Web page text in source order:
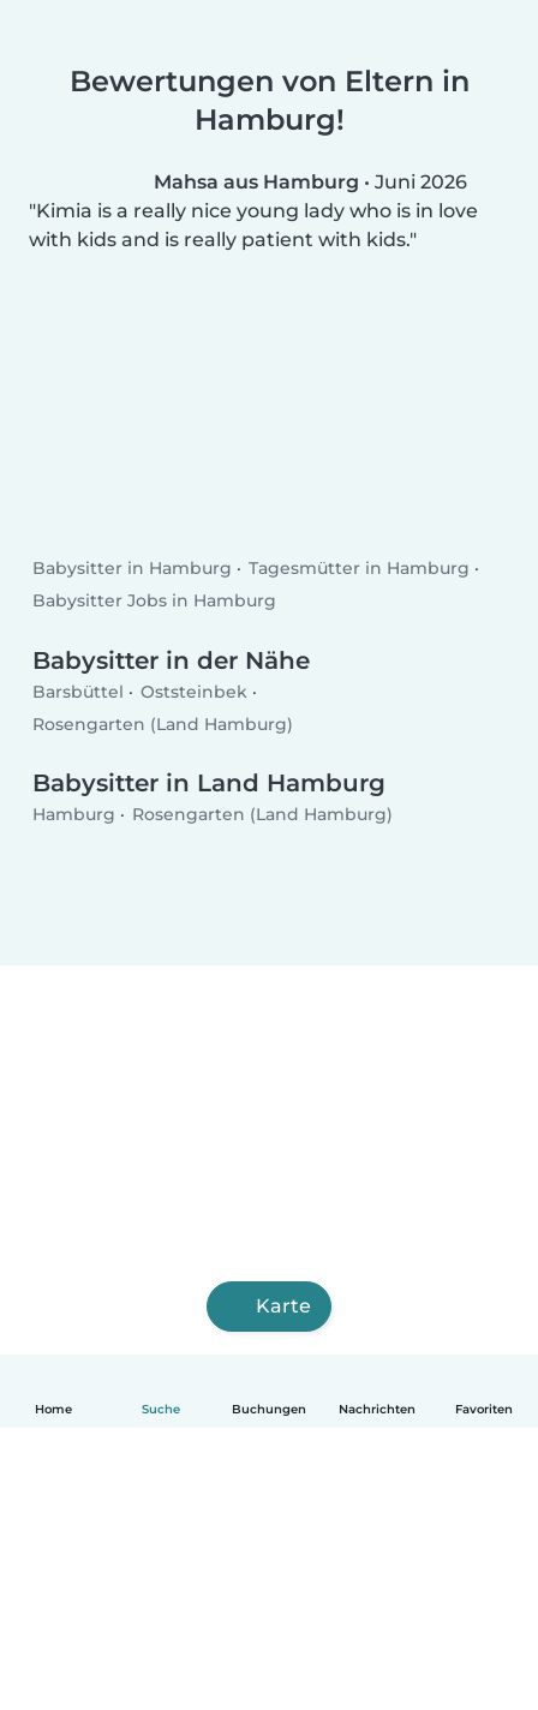
Home Suche Buchungen Nachrichten Favoriten
Bewertungen von Eltern in
Hamburg!
Mahsa aus Hamburg • Juni 2026
Kimia is a really nice young lady who is in love
with kids and is really patient with kids.
Babysitter in Hamburg
Tagesmütter in Hamburg
Babysitter Jobs in Hamburg
Babysitter in der Nähe
Barsbüttel
Oststeinbek
Rosengarten (Land Hamburg)
Babysitter in Land Hamburg
Hamburg Rosengarten (Land Hamburg)
Karte